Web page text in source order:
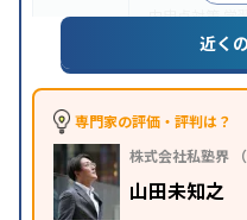
内申点対策学
推薦入試対策
特徴
中高一貫校生に
ブレットを利用
季節講習のみ
近く
専門家の評価・評判は？
株式会社私塾界
山田未知之